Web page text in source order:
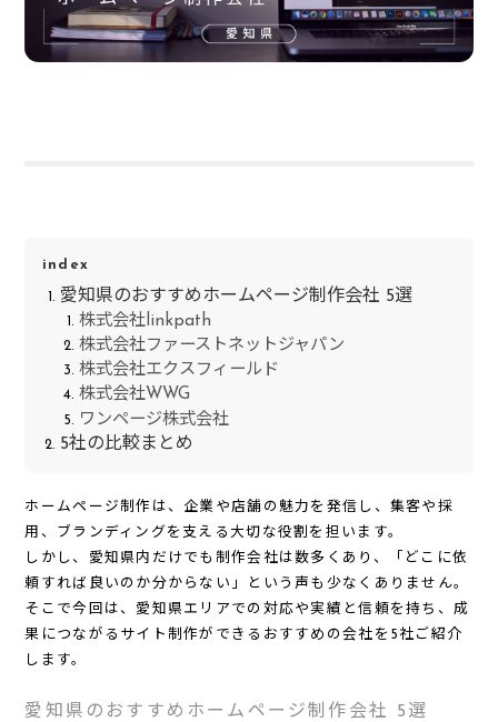
index
愛知県のおすすめホームページ制作会社 5選
株式会社linkpath
株式会社ファーストネットジャパン
株式会社エクスフィールド
株式会社WWG
ワンページ株式会社
5社の比較まとめ
ホームページ制作は、企業や店舗の魅力を発信し、集客や採
用、ブランディングを支える大切な役割を担います。
しかし、愛知県内だけでも制作会社は数多くあり、「どこに依
頼すれば良いのか分からない」という声も少なくありません。
そこで今回は、愛知県エリアでの対応や実績と信頼を持ち、成
果につながるサイト制作ができるおすすめの会社を5社ご紹介
します。
愛知県のおすすめホームページ制作会社 5選